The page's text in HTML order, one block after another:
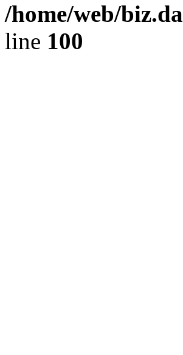
/home/web/
line 100